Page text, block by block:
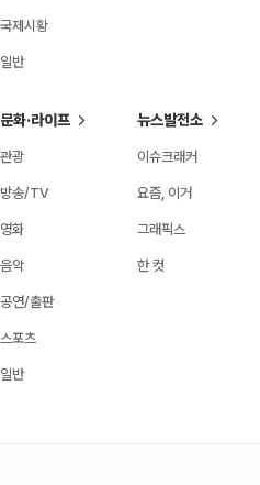
국제시황
일반
문화·라이프
관광
방송/TV
영화
음악
공연/출판
스포츠
일반
뉴스발전소
이슈크래커
요즘, 이거
그래픽스
한 컷